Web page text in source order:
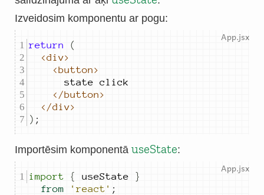
Izveidosim komponentu ar pogu:
return
(
<div>
<button>
state click
</button>
</div>
) ;
Importēsim komponentā useState:
import { useState
}
from
'react' ;